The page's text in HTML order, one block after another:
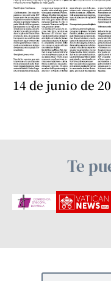
14 de junio de
Te